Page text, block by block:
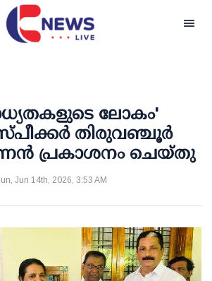
ലോകം'
തിരുവഞ്ചൂർ
പ്രകാശനം ചെയ്തു
Jun 14th, 2026, 3:53 AM